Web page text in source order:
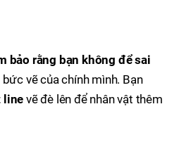
bảo rằng bạn không để sai
vẽ của chính mình. Bạn
linevẽ đè lên để nhân vật thêm